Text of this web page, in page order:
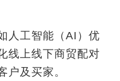
人工智能（AI）优
线上线下商贸配对
户及买家。